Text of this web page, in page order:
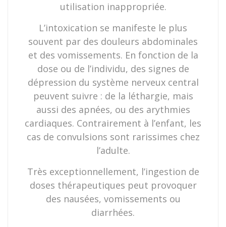
utilisation inappropriée.
L’intoxication se manifeste le plus
souvent par des douleurs abdominales
et des vomissements. En fonction de la
dose ou de l’individu, des signes de
dépression du système nerveux central
peuvent suivre : de la léthargie, mais
aussi des apnées, ou des arythmies
cardiaques. Contrairement à l’enfant, les
cas de convulsions sont rarissimes chez
l’adulte.
Très exceptionnellement, l’ingestion de
doses thérapeutiques peut provoquer
des nausées, vomissements ou
diarrhées.